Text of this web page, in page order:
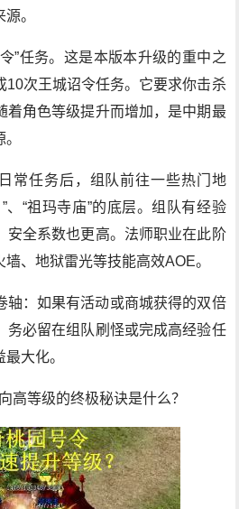
。
”任务。这是本版本升级的重中之
10次王城诏令任务。它要求你击杀
着角色等级提升而增加，是中期最
常任务后，组队前往一些热门地
、“祖玛寺庙”的底层。组队有经验
安全系数也更高。法师职业在此阶
、地狱雷光等技能高效AOE。
轴：如果有活动或商城获得的双倍
务必留在组队刷怪或完成高经验任
大化。
高等级的终极秘诀是什么？